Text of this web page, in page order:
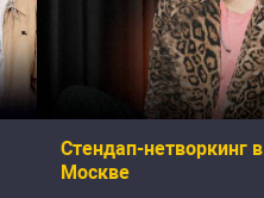
Стендап-нетворкинг в
Москве